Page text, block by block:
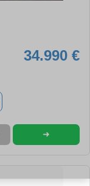
34.990 €
➜